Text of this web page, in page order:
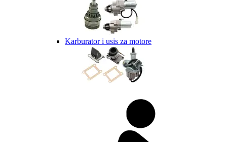
Karburator i usis za motore